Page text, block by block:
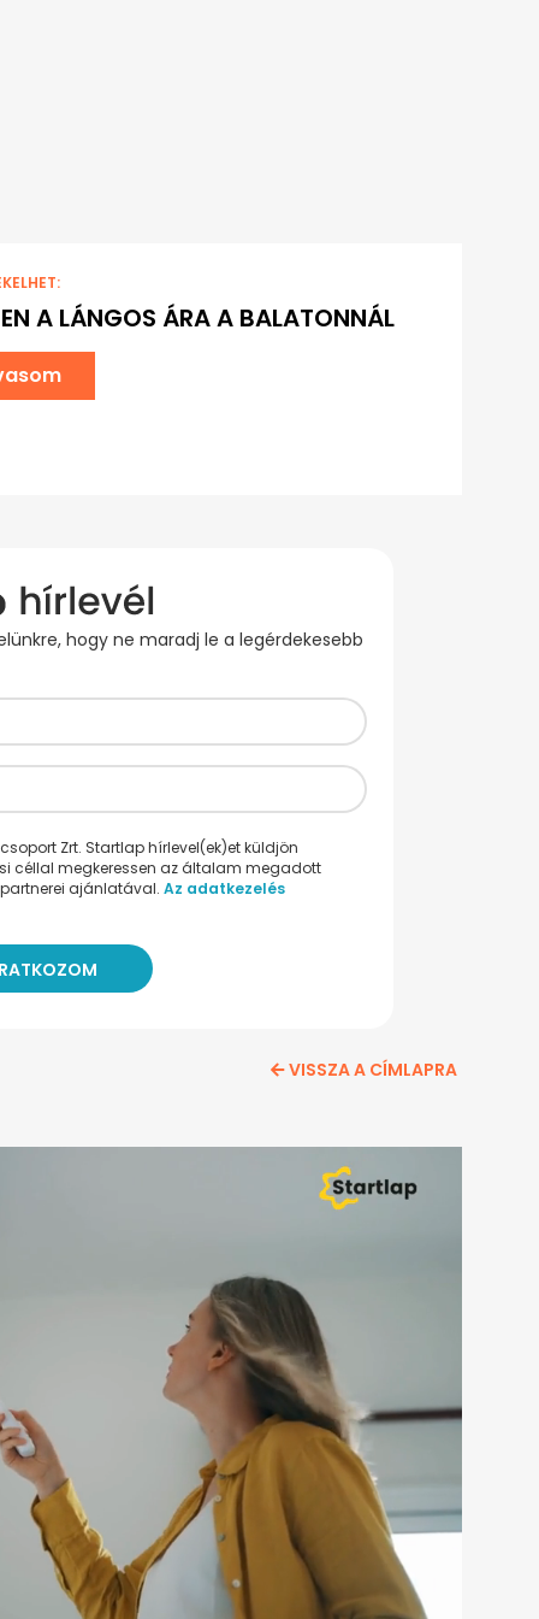
A LÁNGOS ÁRA A BALATONNÁL
hogy ne maradj le a legérdekesebb
Zrt. Startlap hírlevel(ek)et küldjön
céllal megkeressen az általam megadott
ajánlatával. Az adatkezelés
VISSZA A CÍMLAPRA